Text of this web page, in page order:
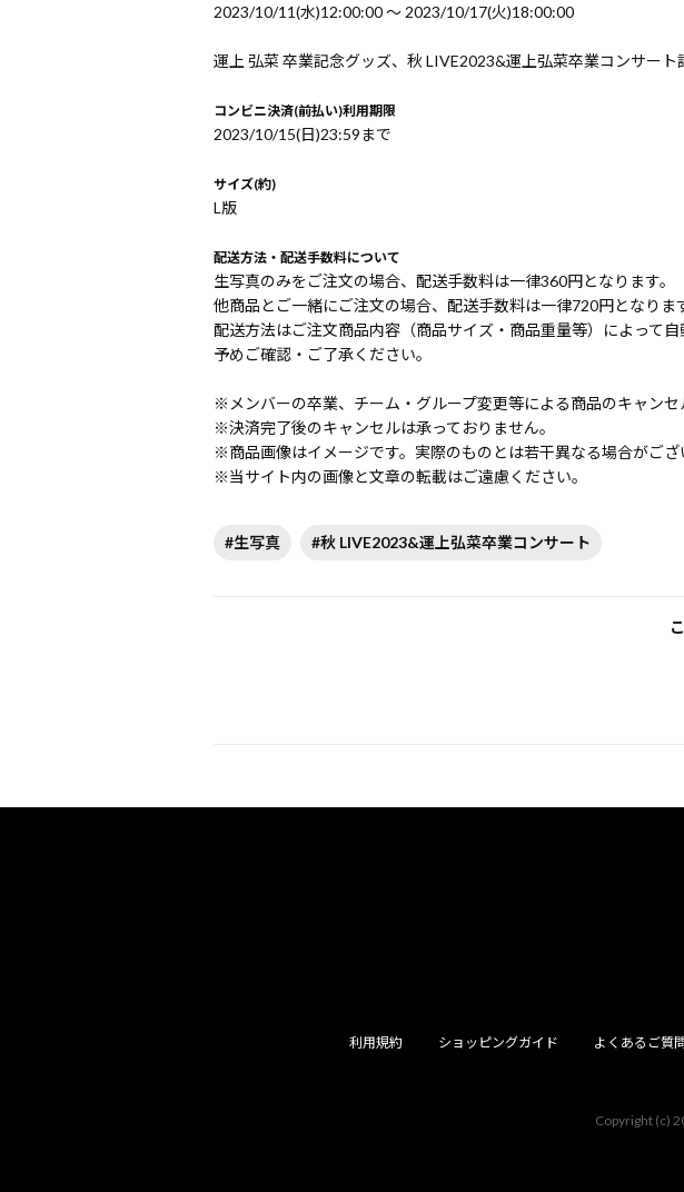
2023/10/11(水)12:00:00 〜 2023/10/17(火)18:00:00
運上 弘菜 卒業記念グッズ、秋 LIVE2023&運上弘菜卒業コンサート
コンビニ決済(前払い)利用期限
2023/10/15(日)23:59まで
サイズ(約)
L版
配送方法・配送手数料について
生写真のみをご注文の場合、配送手数料は一律360円となります。
他商品とご一緒にご注文の場合、配送手数料は一律720円となりま
配送方法はご注文商品内容（商品サイズ・商品重量等）によって
予めご確認・ご了承ください。
※メンバーの卒業、チーム・グループ変更等による商品のキャンセ
※決済完了後のキャンセルは承っておりません。
※商品画像はイメージです。実際のものとは若干異なる場合がござ
※当サイト内の画像と文章の転載はご遠慮ください。
#生写真 #秋 LIVE2023&運上弘菜卒業コンサート
利用規約 ショッピングガイド よくあるご質
Copyright (c)